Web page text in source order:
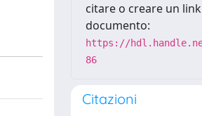
citare o creare un
documento:
https://
86
Citazioni